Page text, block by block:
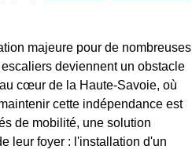
majeure pour de nombreuses
deviennent un obstacle
cœur de la Haute-Savoie, où
cette indépendance est
de mobilité, une solution
leur foyer : l'installation d'un